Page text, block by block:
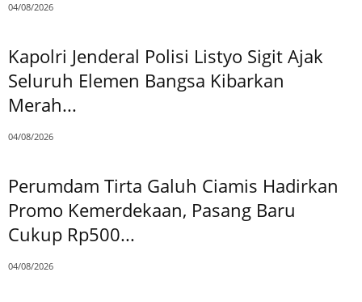
04/08/2026
Kapolri Jenderal Polisi Listyo Sigit Ajak
Seluruh Elemen Bangsa Kibarkan
Merah...
04/08/2026
Perumdam Tirta Galuh Ciamis Hadirkan
Promo Kemerdekaan, Pasang Baru
Cukup Rp500...
04/08/2026